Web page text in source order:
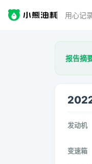
用心记
报告摘要
发动机
变速箱